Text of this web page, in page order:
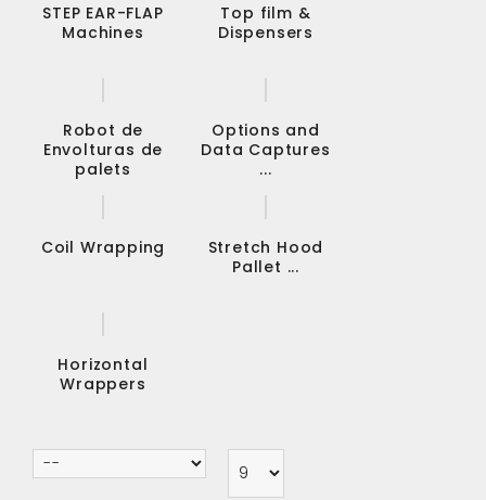
STEP EAR-FLAP
Machines
Top film &
Dispensers
Robot de
Envolturas de
palets
Options and
Data Captures
...
Coil Wrapping
Stretch Hood
Pallet ...
Horizontal
Wrappers